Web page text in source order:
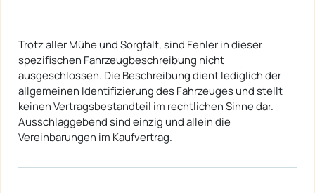
Trotz aller Mühe und Sorgfalt, sind Fehler in dieser
spezifischen Fahrzeugbeschreibung nicht
ausgeschlossen. Die Beschreibung dient lediglich der
allgemeinen Identifizierung des Fahrzeuges und stellt
keinen Vertragsbestandteil im rechtlichen Sinne dar.
Ausschlaggebend sind einzig und allein die
Vereinbarungen im Kaufvertrag.